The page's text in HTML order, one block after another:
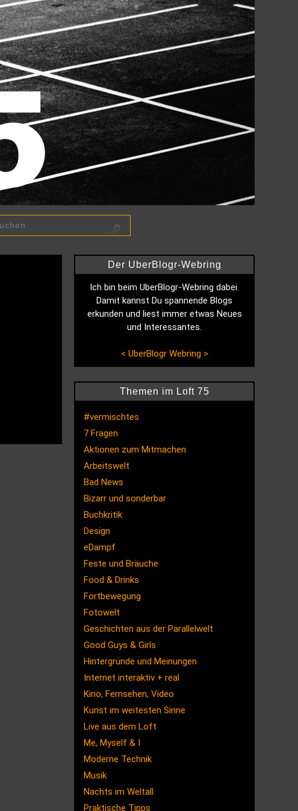
Der UberBlogr-Webring
Ich bin beim UberBlogr-Webring dabei.
Damit kannst Du spannende Blogs
erkunden und liest immer etwas Neues
und Interessantes.
< UberBlogr Webring >
Themen im Loft 75
#vermischtes
7 Fragen
Aktionen zum Mitmachen
Arbeitswelt
Bad News
Bizarr und sonderbar
Buchkritik
Design
eDampf
Feste und Bräuche
Food & Drinks
Fortbewegung
Fotowelt
Geschichten aus der Parallelwelt
Good Guys & Girls
Hintergründe und Meinungen
Internet interaktiv + real
Kino, Fernsehen, Video
Kunst im weitesten Sinne
Live aus dem Loft
Me, Myself & I
Moderne Technik
Musik
Nachts im Weltall
Praktische Tipps